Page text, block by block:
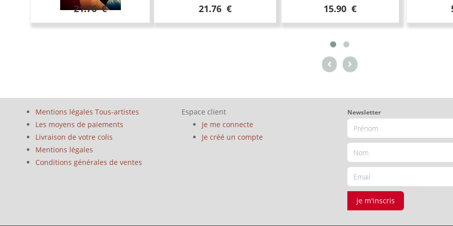
21.76 € 21.76 € 15.90 €
Mentions légales Tous-artistes
Les moyens de paiements
Livraison de votre colis
Mentions légales
Conditions générales de ventes
Espace client
Je me connecte
Je créé un compte
Newsletter
je m'inscris